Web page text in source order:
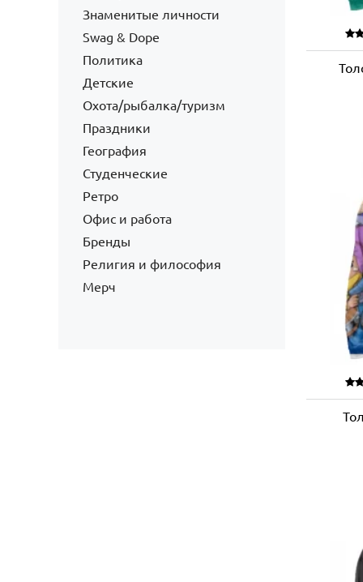
Знаменитые личности
Swag & Dope
Политика
Детские
Охота/рыбалка/туризм
Праздники
География
Студенческие
Ретро
Офис и работа
Бренды
Религия и философия
Мерч